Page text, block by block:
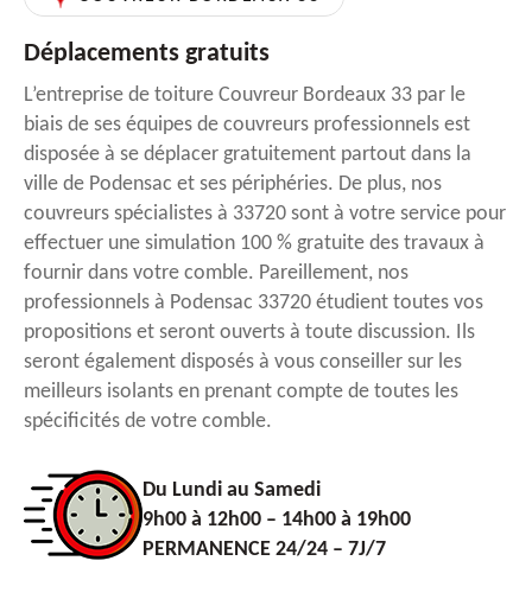
Déplacements gratuits
L’entreprise de toiture Couvreur Bordeaux 33 par le
biais de ses équipes de couvreurs professionnels est
disposée à se déplacer gratuitement partout dans la
ville de Podensac et ses périphéries. De plus, nos
couvreurs spécialistes à 33720 sont à votre service pour
effectuer une simulation 100 % gratuite des travaux à
fournir dans votre comble. Pareillement, nos
professionnels à Podensac 33720 étudient toutes vos
propositions et seront ouverts à toute discussion. Ils
seront également disposés à vous conseiller sur les
meilleurs isolants en prenant compte de toutes les
spécificités de votre comble.
Du Lundi au Samedi
9h00 à 12h00 – 14h00 à 19h00
PERMANENCE 24/24 – 7J/7